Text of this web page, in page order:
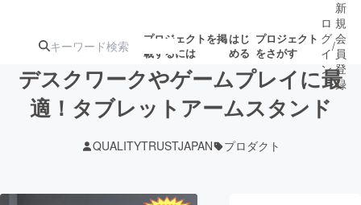
プロジェクトを掲
載するには
はじ
める
プロジェクト
をさがす
ターン
ジェクト
募集終了が近いプ
ロジェクト
ロ
グ
イ
ン
/
新
規
会
員
登
録
デスクワークやゲームプレイに最
適！タブレットアームスタンド
QUALITYTRUSTJAPAN プロダクト